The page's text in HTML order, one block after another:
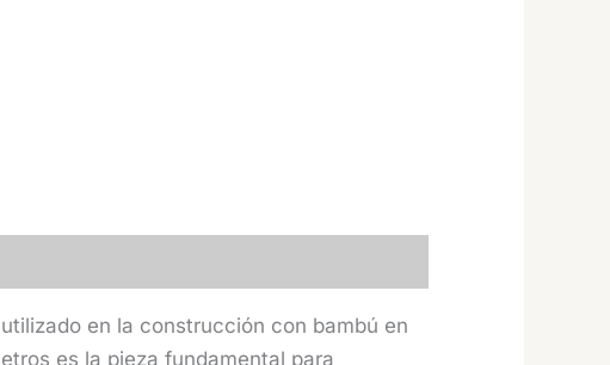
en la construcción con bambú en
es la pieza fundamental para